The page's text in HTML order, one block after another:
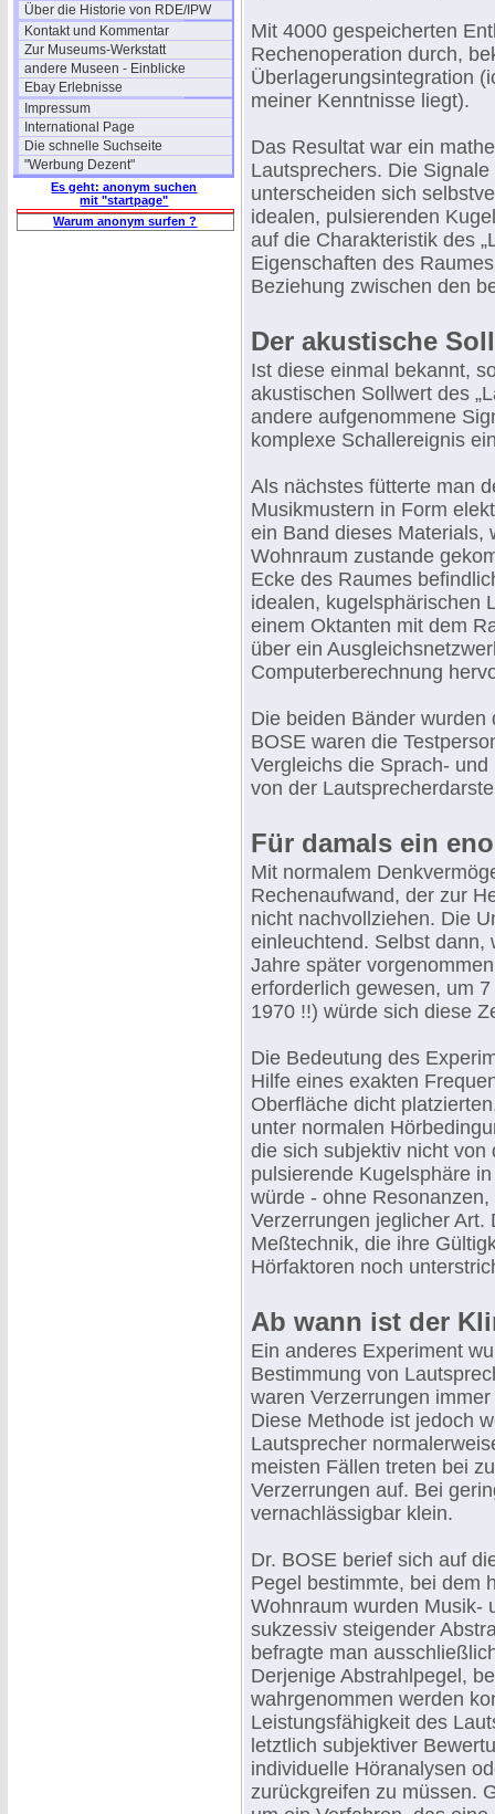
Über die Historie von RDE/IPW
Kontakt und Kommentar
Zur Museums-Werkstatt
andere Museen - Einblicke
Ebay Erlebnisse
Impressum
International Page
Die schnelle Suchseite
"Werbung Dezent"
Es geht: anonym suchen
mit "startpage"
Warum anonym surfen ?
Mit 4000 gespeicherten
Rechenoperation durch,
Überlagerungsintegration
meiner Kenntnisse liegt).
Das Resultat war ein
Lautsprechers. Die
unterscheiden sich
idealen, pulsierenden
auf die Charakteristik des
Eigenschaften des
Beziehung zwischen den
Der akustische
Ist diese einmal bekannt,
akustischen Sollwert des
andere aufgenommene
komplexe Schallereignis
Als nächstes fütterte man
Musikmustern in Form
ein Band dieses Materials,
Wohnraum zustande
Ecke des Raumes
idealen, kugelsphärischen
einem Oktanten mit dem
über ein
Computerberechnung
Die beiden Bänder
BOSE waren die
Vergleichs die Sprach-
von der
Für damals ein
Mit normalem
Rechenaufwand, der zur
nicht nachvollziehen. Die
einleuchtend. Selbst dann,
Jahre später
erforderlich gewesen, um
1970 !!) würde sich diese
Die Bedeutung des
Hilfe eines exakten
Oberfläche dicht
unter normalen
die sich subjektiv nicht
pulsierende Kugelsphäre
würde - ohne
Verzerrungen jeglicher
Meßtechnik, die ihre
Hörfaktoren noch
Ab wann ist der
Ein anderes Experiment
Bestimmung von
waren Verzerrungen
Diese Methode ist jedoch
Lautsprecher
meisten Fällen treten bei
Verzerrungen auf. Bei
vernachlässigbar klein.
Dr. BOSE berief sich auf
Pegel bestimmte, bei dem
Wohnraum wurden Musik-
sukzessiv steigender
befragte man
Derjenige Abstrahlpegel,
wahrgenommen werden
Leistungsfähigkeit des
letztlich subjektiver
individuelle Höranalysen
zurückgreifen zu müssen.